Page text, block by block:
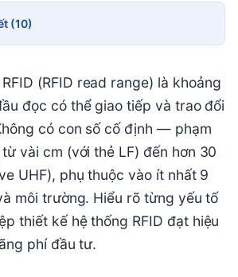
(10)
(RFID read range) là khoảng
đọc có thể giao tiếp và trao đổi
có con số cố định — phạm
vài cm (với thẻ LF) đến hơn 30
UHF), phụ thuộc vào ít nhất 9
môi trường. Hiểu rõ từng yếu tố
thiết kế hệ thống RFID đạt hiệu
phí đầu tư.